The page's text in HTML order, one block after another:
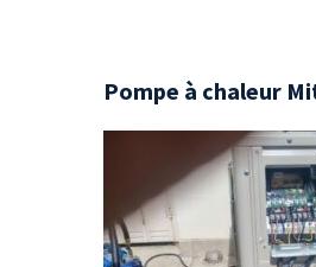
Pompe à chaleur